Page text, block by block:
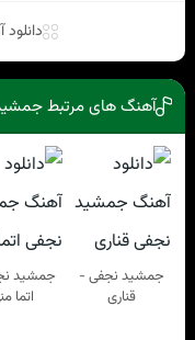
آهنگ های مرتبط
جمشید نجفی -
قناری
جمشید
اتما